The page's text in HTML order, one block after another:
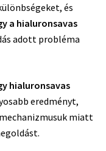
és
a hialuronsavas
adott probléma
hialuronsavas
eredményt,
miatt